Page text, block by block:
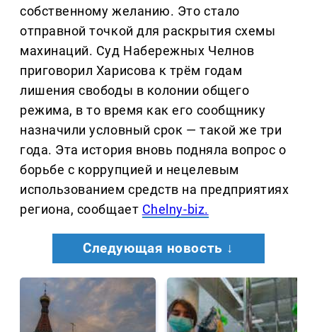
собственному желанию. Это стало
отправной точкой для раскрытия схемы
махинаций. Суд Набережных Челнов
приговорил Харисова к трём годам
лишения свободы в колонии общего
режима, в то время как его сообщнику
назначили условный срок — такой же три
года. Эта история вновь подняла вопрос о
борьбе с коррупцией и нецелевым
использованием средств на предприятиях
региона, сообщает Chelny-biz.
Следующая новость ↓